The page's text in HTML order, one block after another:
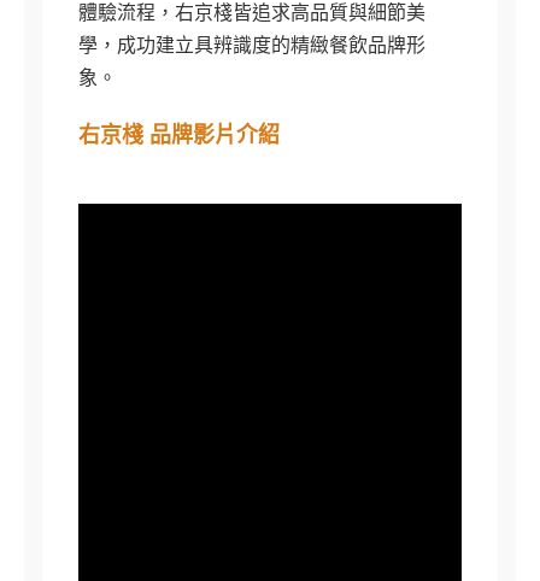
體驗流程，右京棧皆追求高品質與細節美
學，成功建立具辨識度的精緻餐飲品牌形
象。
右京棧 品牌影片介紹